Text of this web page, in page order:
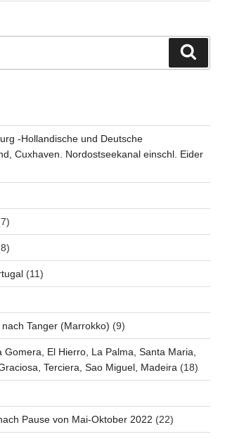
-Hollandische und Deutsche
Cuxhaven. Nordostseekanal einschl. Eider
(11)
Tanger (Marrokko) (9)
Gomera, El Hierro, La Palma, Santa Maria,
Terciera, Sao Miguel, Madeira(18)
Pause von Mai-Oktober 2022 (22)